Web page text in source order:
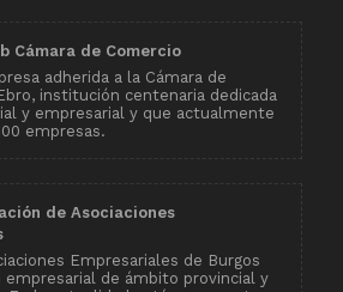
Cámara de Comercio
adherida a la Cámara de
institución centenaria dedicada
y empresarial y que actualmente
empresas.
de Asociaciones
Empresariales de Burgos
empresarial de ámbito provincial y